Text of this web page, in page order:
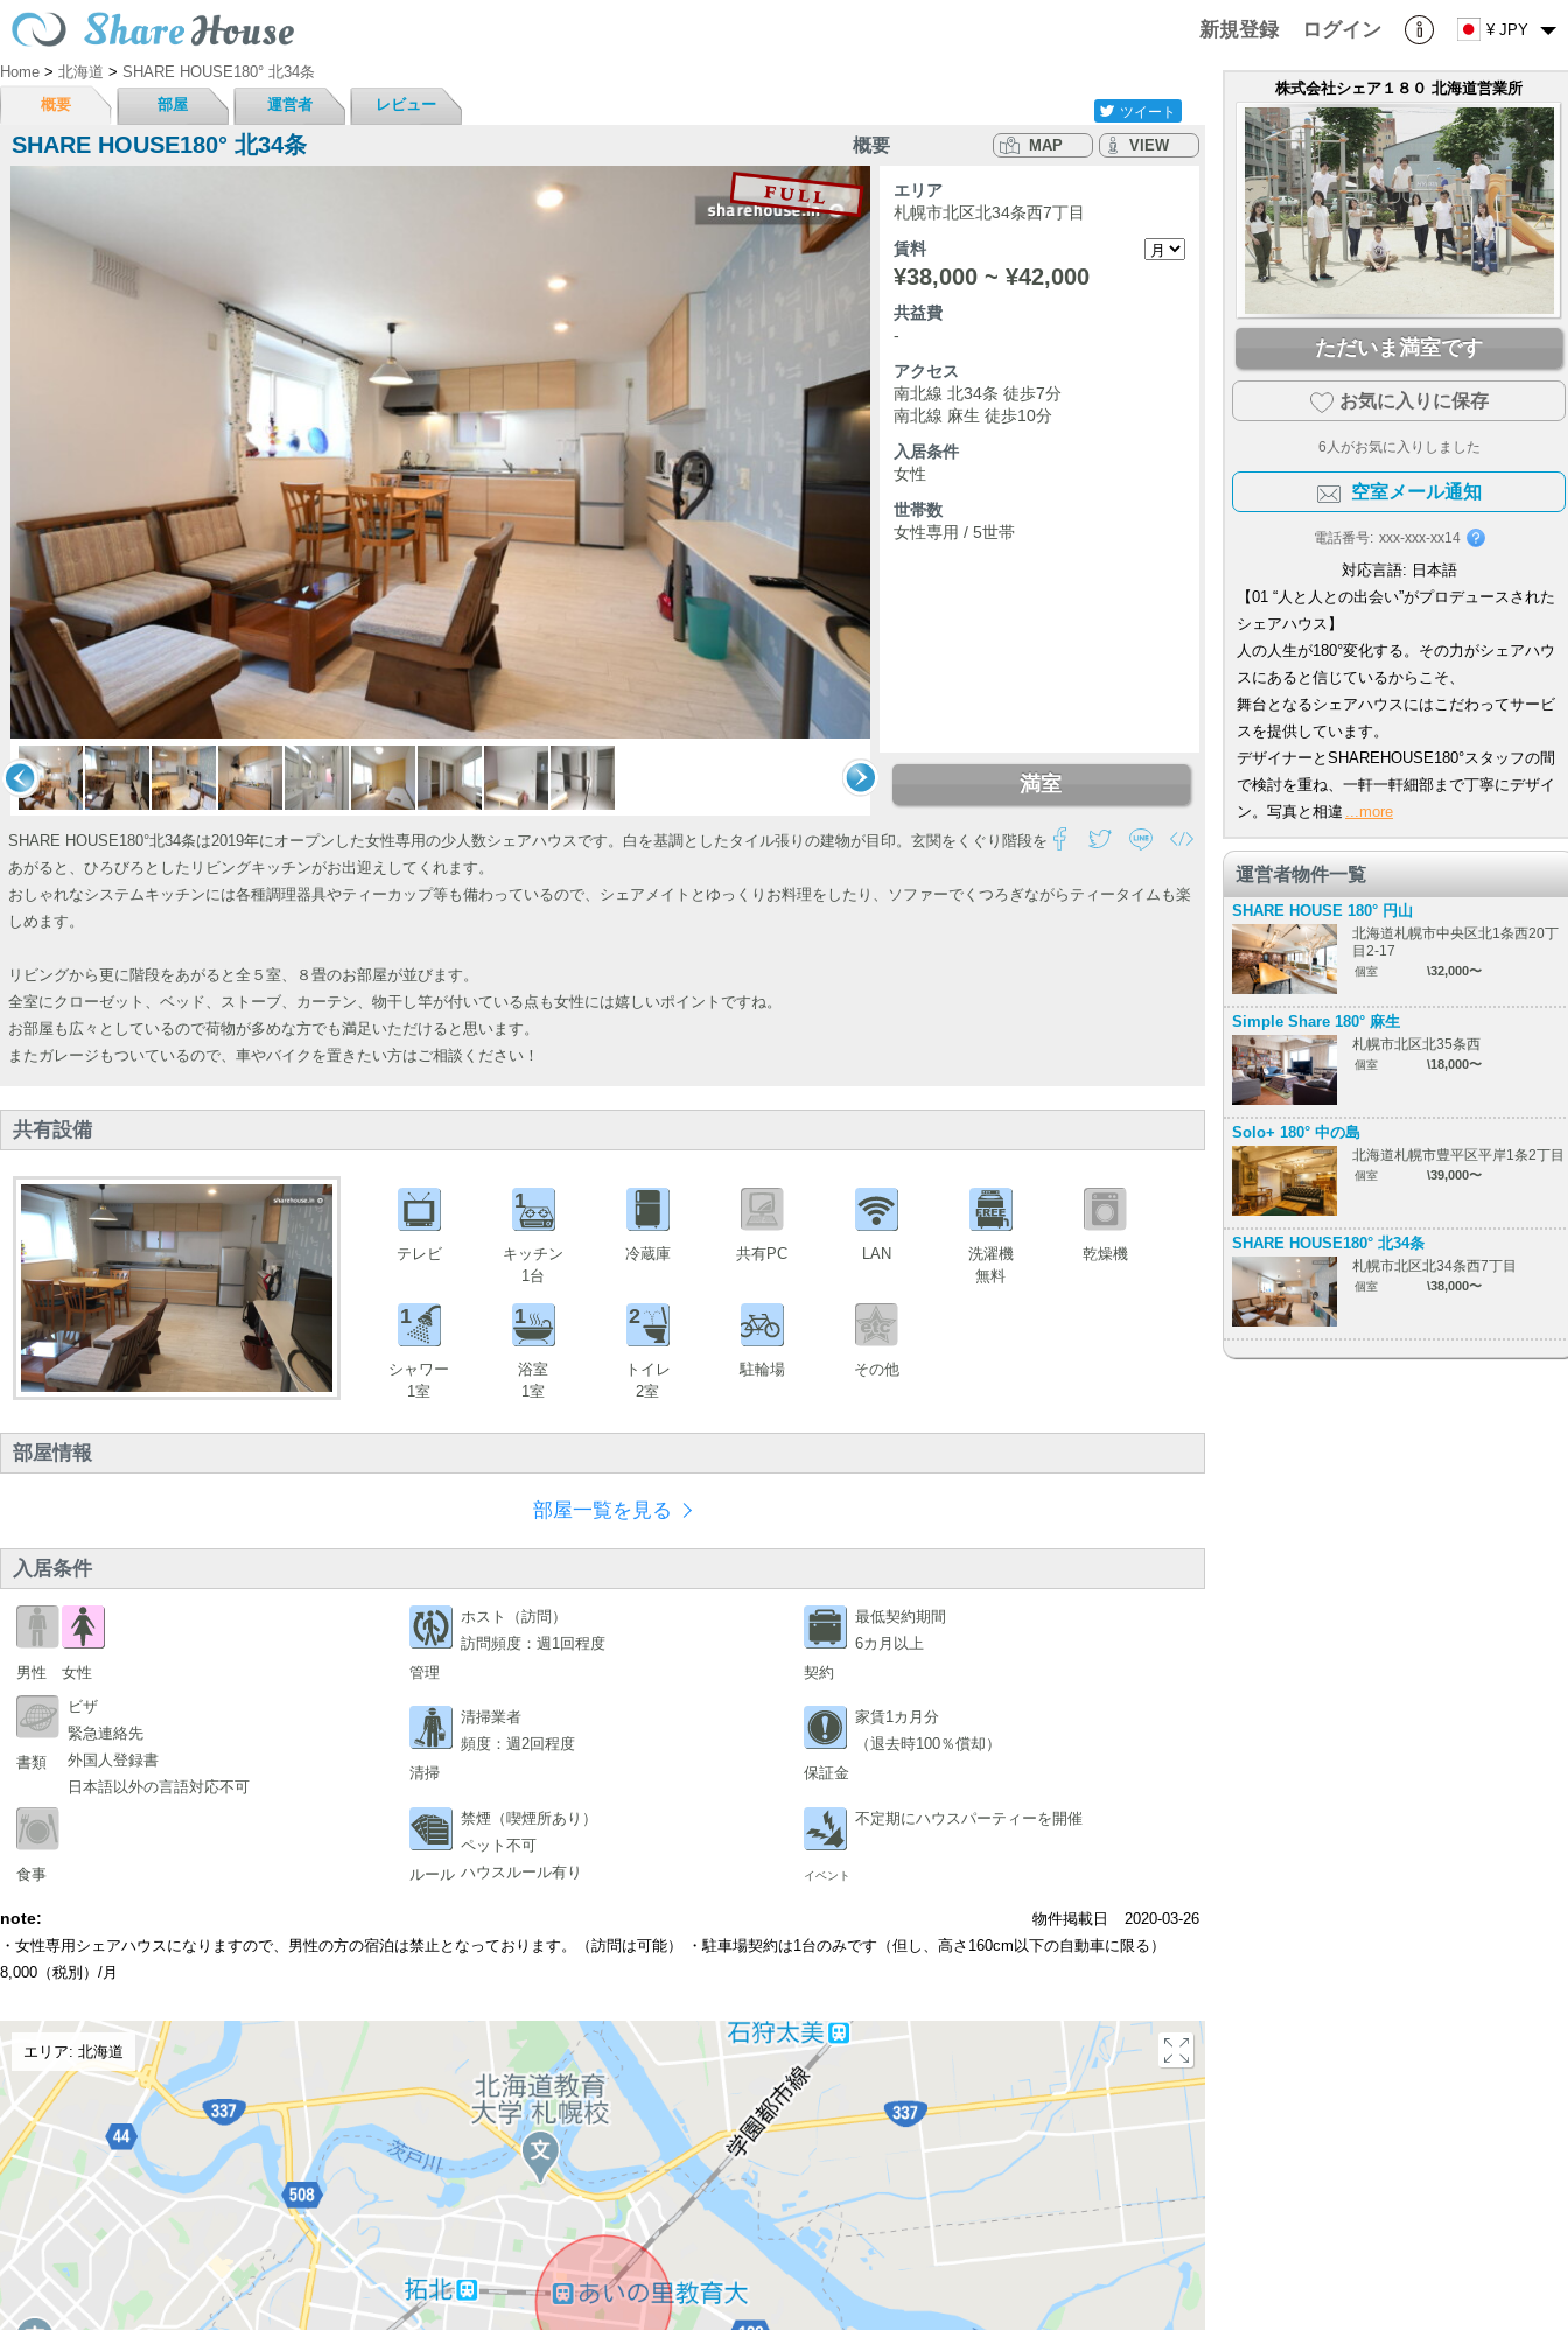
新規登録 ログイン ¥ JPY
Home > 北海道 > SHARE HOUSE180° 北34条
概要
部屋 運営者 レビュー ツイート
SHARE HOUSE180° 北34条 概要 MAP VIEW
エリア
札幌市北区北34条西7丁目
賃料
¥38,000 ~ ¥42,000
共益費
-
アクセス
南北線 北34条 徒歩7分
南北線 麻生 徒歩10分
入居条件
女性
世帯数
女性専用 / 5世帯
満室
SHARE HOUSE180°北34条は2019年にオープンした女性専用の少人数シェアハウスです。白を基調としたタイル張りの建物が目印。玄関をくぐり階段を
あがると、ひろびろとしたリビングキッチンがお出迎えしてくれます。
おしゃれなシステムキッチンには各種調理器具やティーカップ等も備わっているので、シェアメイトとゆっくりお料理をしたり、ソファーでくつろぎながらティータイムも楽
しめます。
リビングから更に階段をあがると全５室、８畳のお部屋が並びます。
全室にクローゼット、ベッド、ストーブ、カーテン、物干し竿が付いている点も女性には嬉しいポイントですね。
お部屋も広々としているので荷物が多めな方でも満足いただけると思います。
またガレージもついているので、車やバイクを置きたい方はご相談ください！
共有設備
テレビ
1
キッチン
1台
冷蔵庫 共有PC LAN
洗濯機
無料
乾燥機
1
シャワー
1室
1
浴室
1室
2
トイレ
2室
駐輪場 その他
部屋情報
部屋一覧を見る
入居条件
男性 女性 管理
ホスト（訪問）
訪問頻度：週1回程度
契約
最低契約期間
6カ月以上
書類
ビザ
緊急連絡先
外国人登録書
日本語以外の言語対応不可
清掃
清掃業者
頻度：週2回程度
保証金
家賃1カ月分
（退去時100％償却）
食事 ルール
禁煙（喫煙所あり）
ペット不可
ハウスルール有り
イベント
不定期にハウスパーティーを開催
note: 物件掲載日
2020-03-26
・女性専用シェアハウスになりますので、男性の方の宿泊は禁止となっております。（訪問は可能） ・駐車場契約は1台のみです（但し、高さ160cm以下の自動車に限る）
8,000（税別）/月
エリア: 北海道
株式会社シェア１８０ 北海道営業所
ただいま満室です
お気に入りに保存
6 人がお気に入りしました
空室メール通知
電話番号: xxx-xxx-xx14
対応言語: 日本語
【01 “人と人との出会い”がプロデュースされた
シェアハウス】
人の人生が180°変化する。その力がシェアハウ
スにあると信じているからこそ、
舞台となるシェアハウスにはこだわってサービ
スを提供しています。
デザイナーとSHAREHOUSE180°スタッフの間
で検討を重ね、一軒一軒細部まで丁寧にデザイ
ン。写真と相違 ...more
運営者物件一覧
SHARE HOUSE 180° 円山
北海道札幌市中央区北1条西20丁
目2-17
個室 \32,000〜
Simple Share 180° 麻生
札幌市北区北35条西
個室 \18,000〜
Solo+ 180° 中の島
北海道札幌市豊平区平岸1条2丁目
個室 \39,000〜
SHARE HOUSE180° 北34条
札幌市北区北34条西7丁目
個室 \38,000〜